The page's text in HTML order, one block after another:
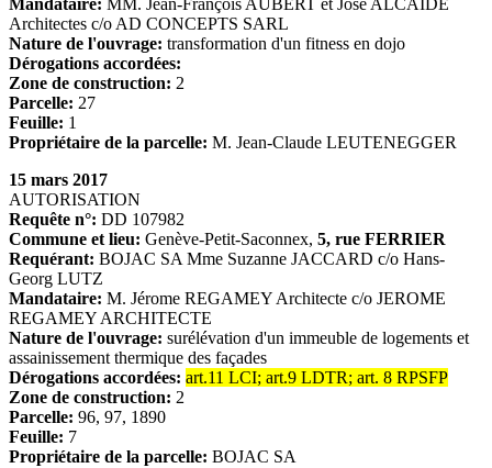
Mandataire: MM. Jean-François AUBERT et José ALCAIDE
Architectes c/o AD CONCEPTS SARL
Nature de l'ouvrage: transformation d'un fitness en dojo
Dérogations accordées:
Zone de construction: 2
Parcelle: 27
Feuille: 1
Propriétaire de la parcelle: M. Jean-Claude LEUTENEGGER
15 mars 2017
AUTORISATION
Requête n°: DD 107982
Commune et lieu: Genève-Petit-Saconnex, 5, rue FERRIER
Requérant: BOJAC SA Mme Suzanne JACCARD c/o Hans-
Georg LUTZ
Mandataire: M. Jérome REGAMEY Architecte c/o JEROME
REGAMEY ARCHITECTE
Nature de l'ouvrage: surélévation d'un immeuble de logements et
assainissement thermique des façades
Dérogations accordées: art.11 LCI; art.9 LDTR; art. 8 RPSFP
Zone de construction: 2
Parcelle: 96, 97, 1890
Feuille: 7
Propriétaire de la parcelle: BOJAC SA